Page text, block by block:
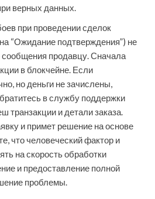
верных данных.
при проведении сделок
“Ожидание подтверждения”) не
сообщения продавцу. Сначала
в блокчейне. Если
но деньги не зачислены,
в службу поддержки
транзакции и детали заказа.
и примет решение на основе
что человеческий фактор и
на скорость обработки
и предоставление полной
проблемы.